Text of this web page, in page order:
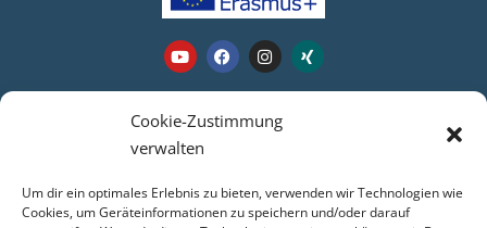
Cookie-Zustimmung
verwalten
Um dir ein optimales Erlebnis zu bieten, verwenden wir Technologien wie
Cookies, um Geräteinformationen zu speichern und/oder darauf
Kontakt